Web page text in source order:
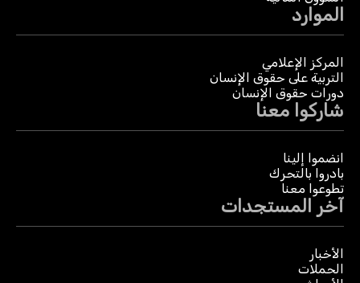
الموارد
المركز الإعلامي
التربية على حقوق الإنسان
دورات حقوق الإنسان
شاركوا معنا
انضموا إلينا
بادروا بالتحرك
تطوعوا معنا
آخر المستجدات
الأخبار
الحملات